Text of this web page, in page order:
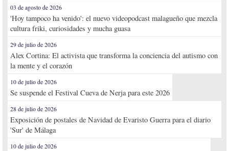
03 de agosto de 2026
'Hoy tampoco ha venido': el nuevo videopodcast malagueño que mezcla
cultura friki, curiosidades y mucha guasa
29 de julio de 2026
Alex Cortina: El activista que transforma la conciencia del autismo con
la mente y el corazón
10 de julio de 2026
Se suspende el Festival Cueva de Nerja para este 2026
28 de julio de 2026
Exposición de postales de Navidad de Evaristo Guerra para el diario
'Sur' de Málaga
10 de julio de 2026